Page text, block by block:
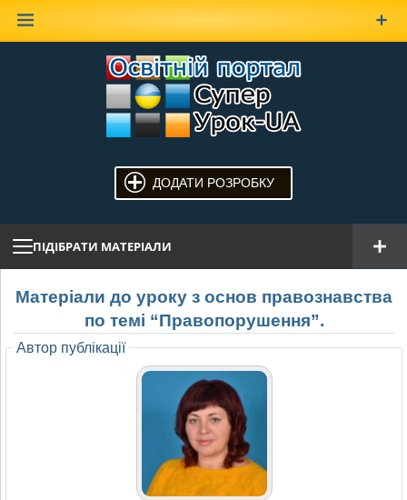
ДОДАТИ РОЗРОБКУ
ПІДІБРАТИ МАТЕРІАЛИ
Матеріали до уроку з основ правознавства
по темі “Правопорушення”.
Автор публікації